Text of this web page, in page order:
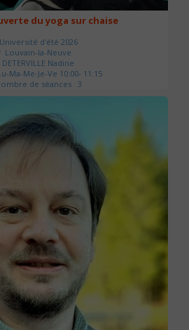
du yoga sur chaise
Université d'été 2026
Louvain-la-Neuve
DETERVILLE Nadine
Ma-Me-Je-Ve 10:00- 11:15
de séances : 3
30 €